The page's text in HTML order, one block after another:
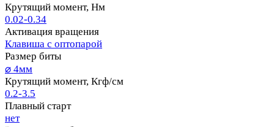
Крутящий момент, Нм
0.02-0.34
Активация вращения
Клавиша с оптопарой
Размер биты
⌀ 4мм
Крутящий момент, Кгф/см
0.2-3.5
Плавный старт
нет